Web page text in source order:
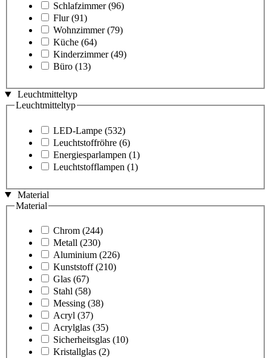
Schlafzimmer (96)
Flur (91)
Wohnzimmer (79)
Küche (64)
Kinderzimmer (49)
Büro (13)
Leuchtmitteltyp
Leuchtmitteltyp
LED-Lampe (532)
Leuchtstoffröhre (6)
Energiesparlampen (1)
Leuchtstofflampen (1)
Material
Material
Chrom (244)
Metall (230)
Aluminium (226)
Kunststoff (210)
Glas (67)
Stahl (58)
Messing (38)
Acryl (37)
Acrylglas (35)
Sicherheitsglas (10)
Kristallglas (2)